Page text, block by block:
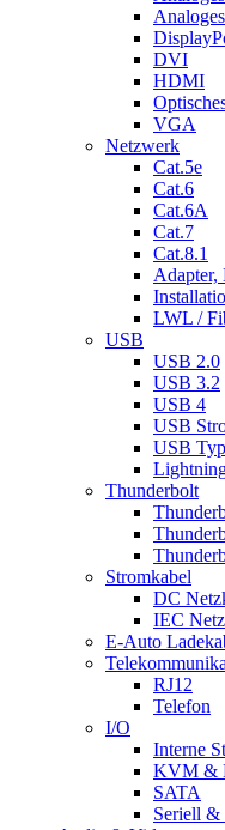
DVI
HDMI
VGA
Netzwerk
Cat.5e
Cat.6
Cat.6A
Cat.7
Cat.8.1
Adapter,
LWL /
USB
USB 2.0
USB 3.2
USB 4
USB
USB
Thunderbolt
Stromkabel
DC
IEC
E-Auto
RJ12
Telefon
I/O
Interne
KVM &
SATA
Seriell &